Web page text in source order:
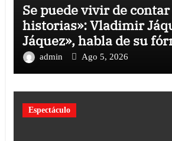
Se puede vivir de
historias»: Vladimir
Jáquez», habla de su
«Cinco Palabras
admin Ago 5, 2026
Espectáculo